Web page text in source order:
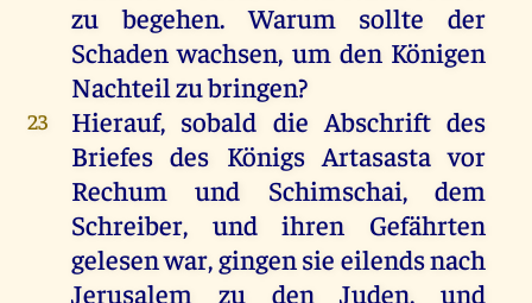
zu
begehen.Warum sollte
der
Schaden wachsen, um den Königen
Nachteilzubringen?
23 Hierauf, sobald die Abschrift des
Briefes des KönigsArtasastavor
Rechumund Schimschai,dem
Schreiber, und ihren Gefährten
gelesenwar,gingensie eilendsnach
Jerusalem
zu den Juden,und